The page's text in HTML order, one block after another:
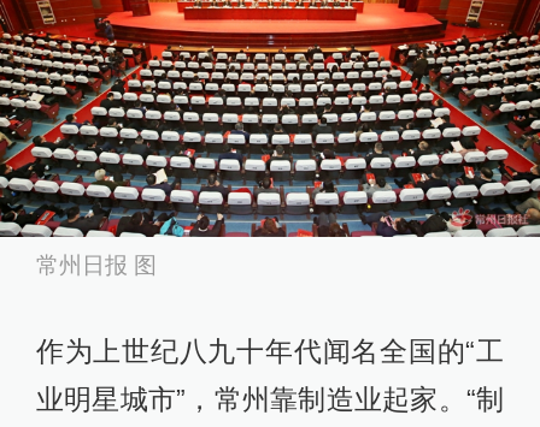
常州日报 图
作为上世纪八九十年代闻名全国的“工
业明星城市”，常州靠制造业起家。“制